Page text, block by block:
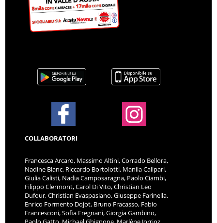
COLLABORATORI
Francesca Arcaro, Massimo Altini, Corrado Bellora,
Nadine Blanc, Riccardo Bortolotti, Manila Calipari,
Giulia Calisti, Nadia Camposaragna, Paolo Ciambi,
Filippo Clermont, Carol Di Vito, Christian Leo
Dufour, Christian Evaspasiano, Giuseppe Farinella,
Enrico Formento Dojot, Bruno Fracasso, Fabio
Francesconi, Sofia Fregnani, Giorgia Gambino,